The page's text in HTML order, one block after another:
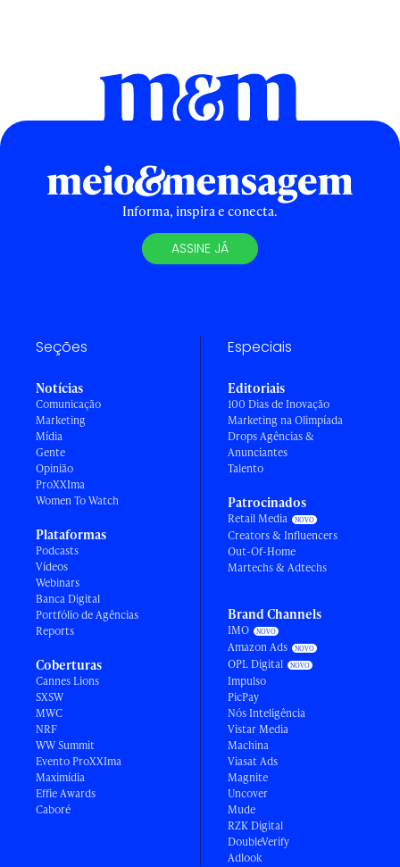
Informa, inspira e conecta.
ASSINE JÁ
Seções
Notícias
Comunicação
Marketing
Mídia
Gente
Opinião
ProXXIma
Women To Watch
Plataformas
Podcasts
Vídeos
Webinars
Banca Digital
Portfólio de Agências
Reports
Coberturas
Cannes Lions
SXSW
MWC
NRF
WW Summit
Evento ProXXIma
Maximídia
Effie Awards
Caboré
Especiais
Editoriais
100 Dias de Inovação
Marketing na Olimpíada
Drops Agências &
Anunciantes
Talento
Patrocinados
Retail Media
Creators & Influencers
Out-Of-Home
Martechs & Adtechs
Brand Channels
IMO
Amazon Ads
OPL Digital
Impulso
PicPay
Nós Inteligência
Vistar Media
Machina
Viasat Ads
Magnite
Uncover
Mude
RZK Digital
DoubleVerify
Adlook